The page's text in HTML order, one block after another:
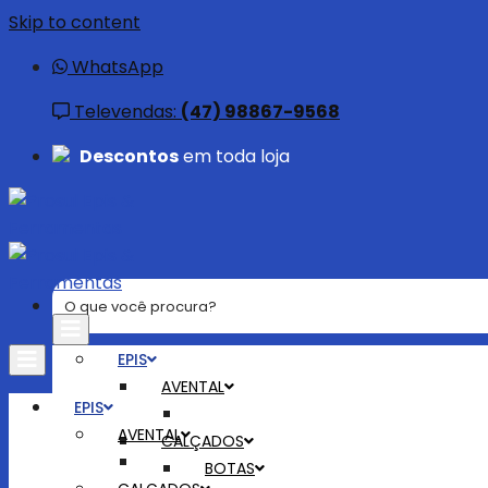
Skip to content
WhatsApp
Televendas: (47) 98867-9568
Descontosem toda loja
EPIS
AVENTAL
CALÇADOS
BOTAS
EPIS
AVENTAL